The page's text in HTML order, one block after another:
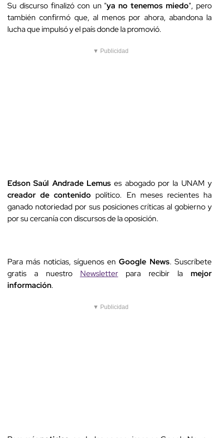
Su discurso finalizó con un "ya no tenemos miedo", pero
también confirmó que, al menos por ahora, abandona la
lucha que impulsó y el país donde la promovió.
▼ Publicidad
Edson Saúl Andrade Lemus es abogado por la UNAM y
creador de contenido político. En meses recientes ha
ganado notoriedad por sus posiciones críticas al gobierno y
por su cercanía con discursos de la oposición.
Para más noticias, síguenos enGoogle News. Suscríbete
gratis a nuestro Newsletterpara recibir lamejor
información.
▼ Publicidad